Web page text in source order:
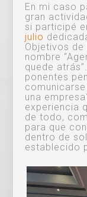
En mi caso
gran
si participé
julio
Objetivos
nombre
quede
ponentes
una
experiencia
de todo,
para que
dentro de
establecido